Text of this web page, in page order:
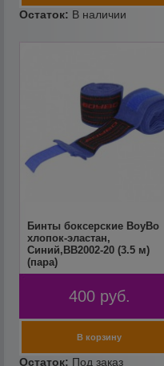
Бинты боксерские BoyBo
хлопок-эластан,
Синий,BB2002-20 (3.5 м)
(пара)
400 руб.